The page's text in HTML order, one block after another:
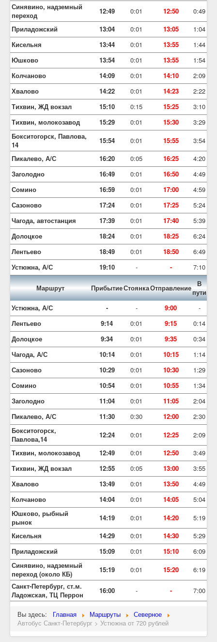
Синявино, надземный
переход
12:49 0:01 12:50
0:49
Приладожский
13:04 0:01 13:05
1:04
Кисельня
13:44 0:01 13:55
1:44
Юшково
13:54 0:01 13:55
1:54
Колчаново
14:09 0:01 14:10
2:09
Хвалово
14:22 0:01 14:23
2:22
Тихвин, ЖД вокзал
15:10 0:15 15:25
3:10
Тихвин, молокозавод
15:29 0:01 15:30
3:29
Бокситогорск, Павлова,
14
15:54 0:01 15:55
3:54
Пикалево, А/С
16:20 0:05 16:25
4:20
Заголодно
16:49 0:01 16:50
4:49
Сомино
16:59 0:01 17:00
4:59
Сазоново
17:24 0:01 17:25
5:24
Чагода, автостанция
17:39 0:01 17:40
5:39
Долоцкое
18:24 0:01 18:25
6:24
Лентьево
18:49 0:01 18:50
6:49
Устюжна, А/С
19:10 - - 7:10
Маршрут ПрибытиеСтоянкаОтправление
В
пути
Устюжна, А/С
- - 9:00
-
Лентьево
9:14 0:01 9:15
0:14
Долоцкое
9:34 0:01 9:35
0:34
Чагода, А/С
10:14 0:01 10:15
1:14
Сазоново
10:29 0:01 10:30
1:29
Сомино
10:54 0:01 10:55
1:34
Заголодно
11:04 0:01 11:05
2:04
Пикалево, А/С
11:30 0:30 12:00
2:30
Бокситогорск,
Павлова,14
12:24 0:01 12:25
2:09
Тихвин, молокозавод
12:49 0:01 12:50
3:49
Тихвин, ЖД вокзал
12:55 0:05 13:00
3:55
Хвалово
13:49 0:01 13:50
4:49
Колчаново
14:04 0:01 14:05
5:04
Юшково, рыбный
рынок
14:19 0:01 14:20
5:19
Кисельня
14:29 0:01 14:30
5:29
Приладожский
15:09 0:01 15:10
6:09
Синявино, надземный
переход (около КБ)
15:19 0:01 15:20
6:19
Санкт-Петербург, ст.м.
Ладожская, ТЦ Перрон
16:00 - - 7:00
Вы здесь: Главная Маршруты
Северное
Автобус Санкт-Петербург > Устюжна от 720 рублей